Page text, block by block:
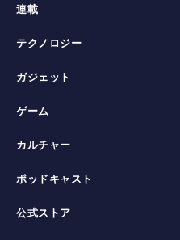
連載
テクノロジー
ガジェット
ゲーム
カルチャー
ポッドキャスト
公式ストア